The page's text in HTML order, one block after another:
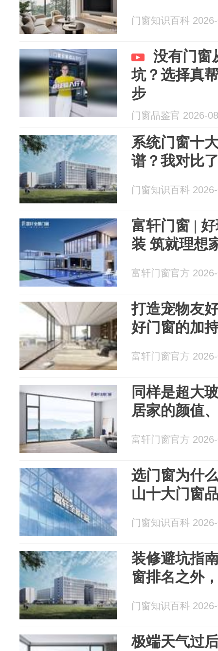
门窗知识百科
没有门窗
坑？选择真
步
门窗品鉴官 2026-
系统门窗十
谱？我对比
门窗知识百科
富轩门窗 |
装 筑就理
富轩门窗官方
打造宠物友
好门窗的加
富轩门窗官方
同样是超大
居家的颜值
富轩门窗官方
选门窗为什
山十大门窗
门窗知识百科
装修避坑指
窗排名之外
门窗知识百科
极端天气过